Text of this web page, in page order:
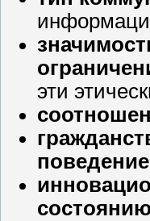
эти
поведение